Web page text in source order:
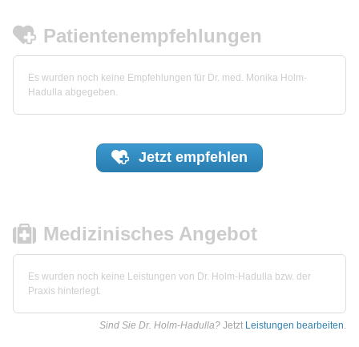
Patientenempfehlungen
Es wurden noch keine Empfehlungen für Dr. med. Monika Holm-
Hadulla abgegeben.
Jetzt empfehlen
Medizinisches Angebot
Es wurden noch keine Leistungen von Dr. Holm-Hadulla bzw. der
Praxis hinterlegt.
Sind Sie Dr. Holm-Hadulla? Jetzt Leistungen bearbeiten.